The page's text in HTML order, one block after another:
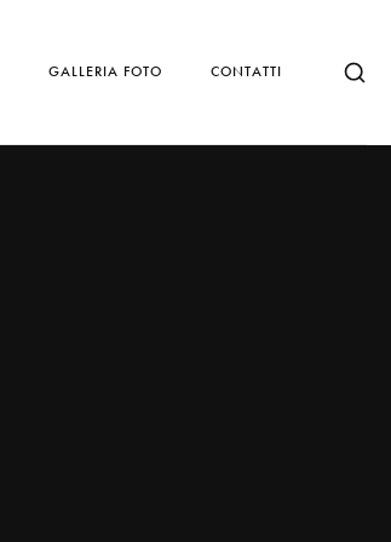
GALLERIA FOTO CONTATTI